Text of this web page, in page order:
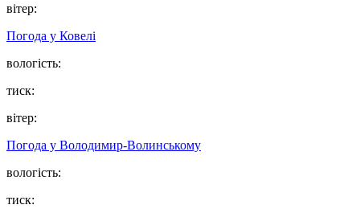
вітер:
Погода у Ковелі
вологість:
тиск:
вітер:
Погода у Володимир-Волинському
вологість:
тиск: